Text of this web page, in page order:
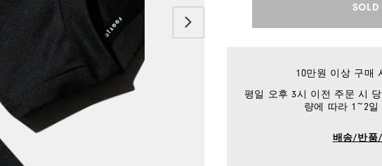
10만원 이상 구매
평일 오후 3시 이전 주문 시
량에 따라 1~2
배송/반품